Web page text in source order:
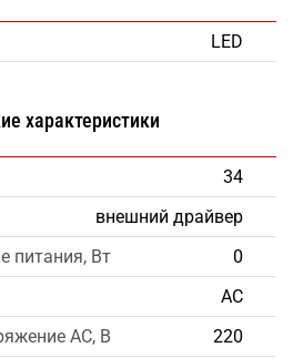
LED
характеристики
34
внешний драйвер
питания, Вт
0
AC
AC, В
220